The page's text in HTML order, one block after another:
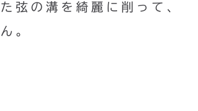
弦の溝を綺麗に削って、
。